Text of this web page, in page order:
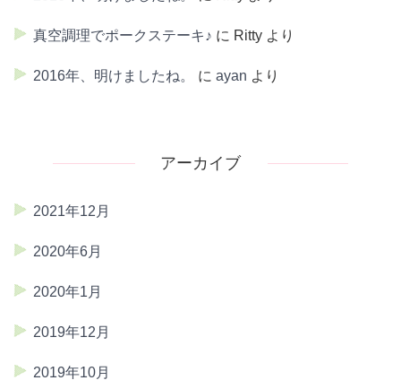
真空調理でポークステーキ♪ に Ritty より
2016年、明けましたね。 に ayan より
アーカイブ
2021年12月
2020年6月
2020年1月
2019年12月
2019年10月